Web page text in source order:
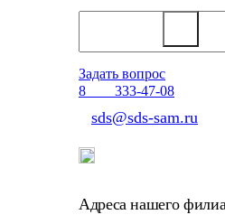
Задать вопрос
8
333-47-08
sds@sds-sam.ru
Адреса нашего